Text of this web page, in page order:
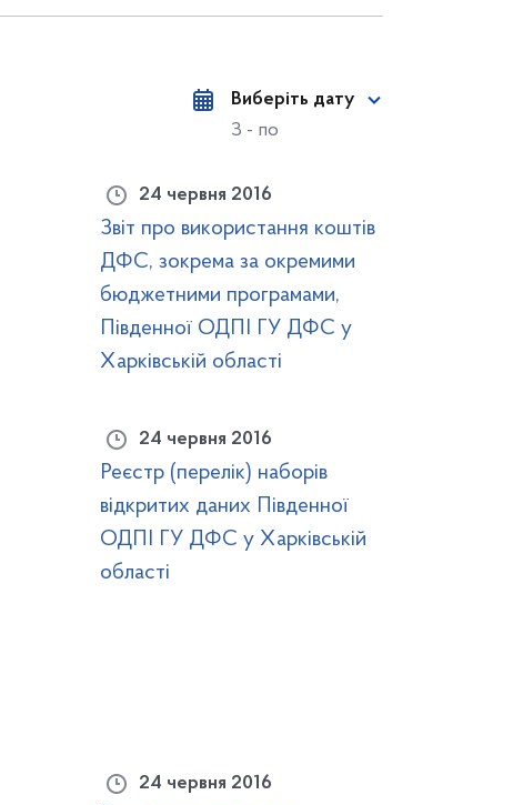
Виберіть дату
З - по
24 червня 2016
Звіт про використання коштів
ДФС, зокрема за окремими
бюджетними програмами,
Південної ОДПІ ГУ ДФС у
Харківській області
24 червня 2016
Реєстр (перелік) наборів
відкритих даних Південної
ОДПІ ГУ ДФС у Харківській
області
24 червня 2016